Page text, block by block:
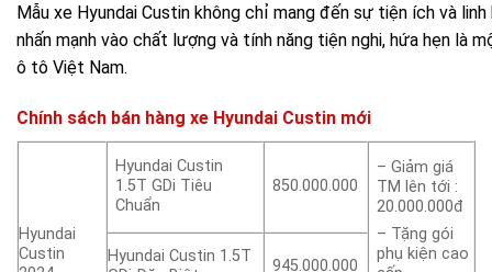
Mẫu xe Hyundai Custin không chỉ mang đến sự tiện ích và
nhấn mạnh vào chất lượng và tính năng tiện nghi, hứa hẹn là
ô tô Việt Nam.
Chính sách bán hàng xe Hyundai Custin mới
Hyundai
Custin
Hyundai Custin
1.5T GDi Tiêu
Chuẩn
850.000.000
– Giảm giá
TM lên tới :
20.000.000đ
– Tặng gói
phụ kiện cao
Hyundai Custin 1.5T
945.000.000